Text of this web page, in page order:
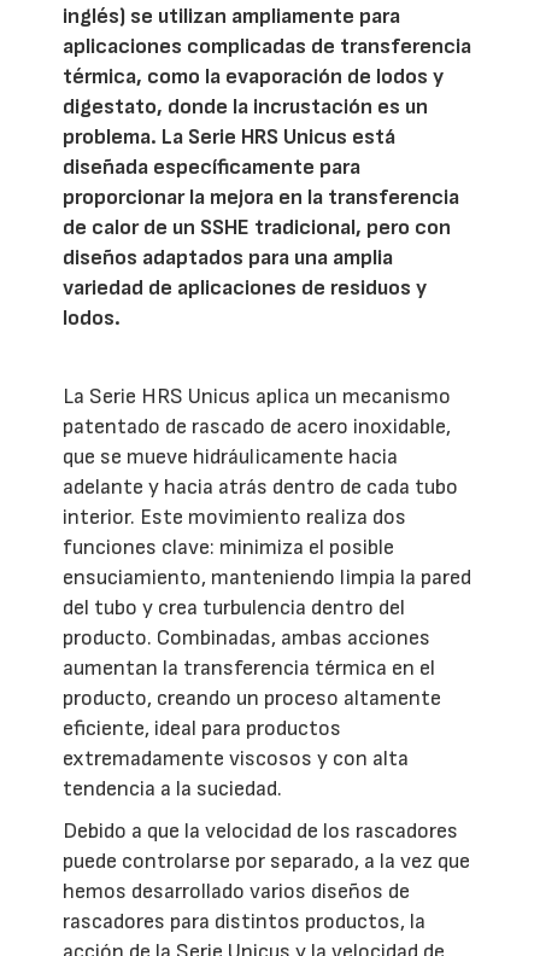
inglés) se utilizan ampliamente para
aplicaciones complicadas de transferencia
térmica, como la evaporación de lodos y
digestato, donde la incrustación es un
problema. La Serie HRS Unicus está
diseñada específicamente para
proporcionar la mejora en la transferencia
de calor de un SSHE tradicional, pero con
diseños adaptados para una amplia
variedad de aplicaciones de residuos y
lodos.
La Serie HRS Unicus aplica un mecanismo
patentado de rascado de acero inoxidable,
que se mueve hidráulicamente hacia
adelante y hacia atrás dentro de cada tubo
interior. Este movimiento realiza dos
funciones clave: minimiza el posible
ensuciamiento, manteniendo limpia la pared
del tubo y crea turbulencia dentro del
producto. Combinadas, ambas acciones
aumentan la transferencia térmica en el
producto, creando un proceso altamente
eficiente, ideal para productos
extremadamente viscosos y con alta
tendencia a la suciedad.
Debido a que la velocidad de los rascadores
puede controlarse por separado, a la vez que
hemos desarrollado varios diseños de
rascadores para distintos productos, la